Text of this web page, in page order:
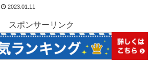
2023.01.11
スポンサーリンク